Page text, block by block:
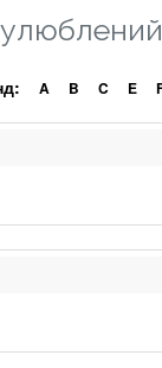
A B C E